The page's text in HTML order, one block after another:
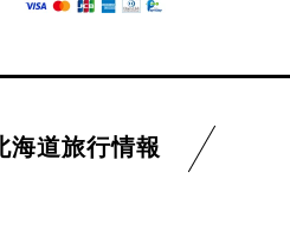
海道旅行情報